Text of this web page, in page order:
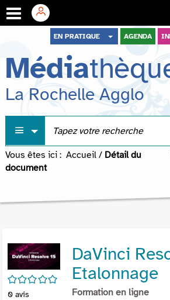
menu
contenu
recherche
EN PRATIQUE AGENDA
Média
La Rochelle Agglo
Vous êtes ici : Accueil / Détail du
document
/5
0 avis
DaVinci
Etalonnage
Formation en ligne